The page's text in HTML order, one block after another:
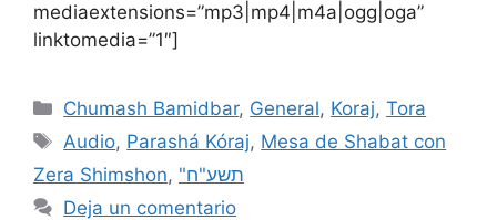
mediaextensions=”mp3|mp4|m4a|ogg|oga”
linktomedia=”1″]
Chumash Bamidbar, General, Koraj,Tora
Audio, Parashá Kóraj, Mesa de Shabat con
Zera Shimshon,
"תשע"ח
Deja un comentario